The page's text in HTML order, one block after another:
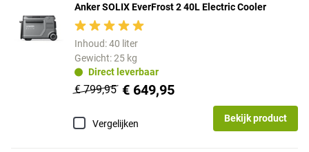
Anker SOLIX EverFrost 2 40L Electric Cooler
Inhoud: 40 liter
Gewicht: 25 kg
Direct leverbaar
€ 799,95 € 649,95
Vergelijken Bekijk product